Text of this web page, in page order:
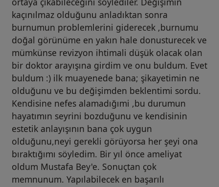
kaçınılmaz olduğunu anladıktan sonra
burnumun problemlerini giderecek ,burnumu
doğal görünüme en yakın hale donusturecek ve
mümkünse revizyon ihtimali düşük olacak olan
bir doktor arayışına girdim ve onu buldum. Evet
buldum :) ilk muayenede bana; şikayetimin ne
olduğunu ve bu değişimden beklentimi sordu.
Kendisine nefes alamadığımi ,bu durumun
hayatımın seyrini bozduğunu ve kendisinin
estetik anlayışının bana çok uygun
olduğunu,neyi gerekli görüyorsa her şeyi ona
bıraktığımı söyledim. Bir yıl önce ameliyat
oldum Mustafa Bey'e. Sonuçtan çok
memnunum. Yapılabilecek en başarılı